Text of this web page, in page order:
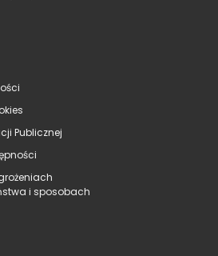
Publicznej
i sposobach